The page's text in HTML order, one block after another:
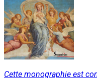
Cette monographie est